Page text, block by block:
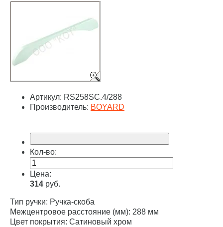
Артикул: RS258SC.4/288
Производитель: BOYARD
Кол-во:
Цена:
314 руб.
Тип ручки: Ручка-скоба
Межцентровое расстояние (мм): 288 мм
Цвет покрытия: Сатиновый хром